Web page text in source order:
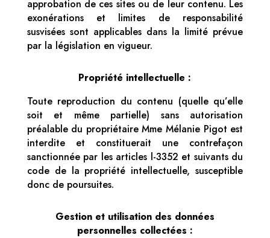
approbation de ces sites ou de leur contenu. Les
exonérations et limites de responsabilité
susvisées sont applicables dans la limité prévue
par la législation en vigueur.
Propriété intellectuelle :
Toute reproduction du contenu (quelle qu’elle
soit et même partielle) sans autorisation
préalable du propriétaire Mme Mélanie Pigot est
interdite et constituerait une contrefaçon
sanctionnée par les articles l-3352 et suivants du
code de la propriété intellectuelle, susceptible
donc de poursuites.
Gestion et utilisation des données
personnelles collectées :